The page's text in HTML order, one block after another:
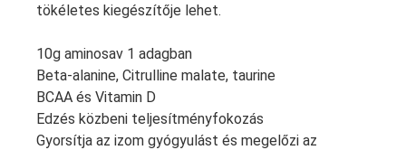
tökéletes kiegészítője lehet.
10g aminosav 1 adagban
Beta-alanine, Citrulline malate, taurine
BCAA és Vitamin D
Edzés közbeni teljesítményfokozás
Gyorsítja az izom gyógyulást és megelőzi az